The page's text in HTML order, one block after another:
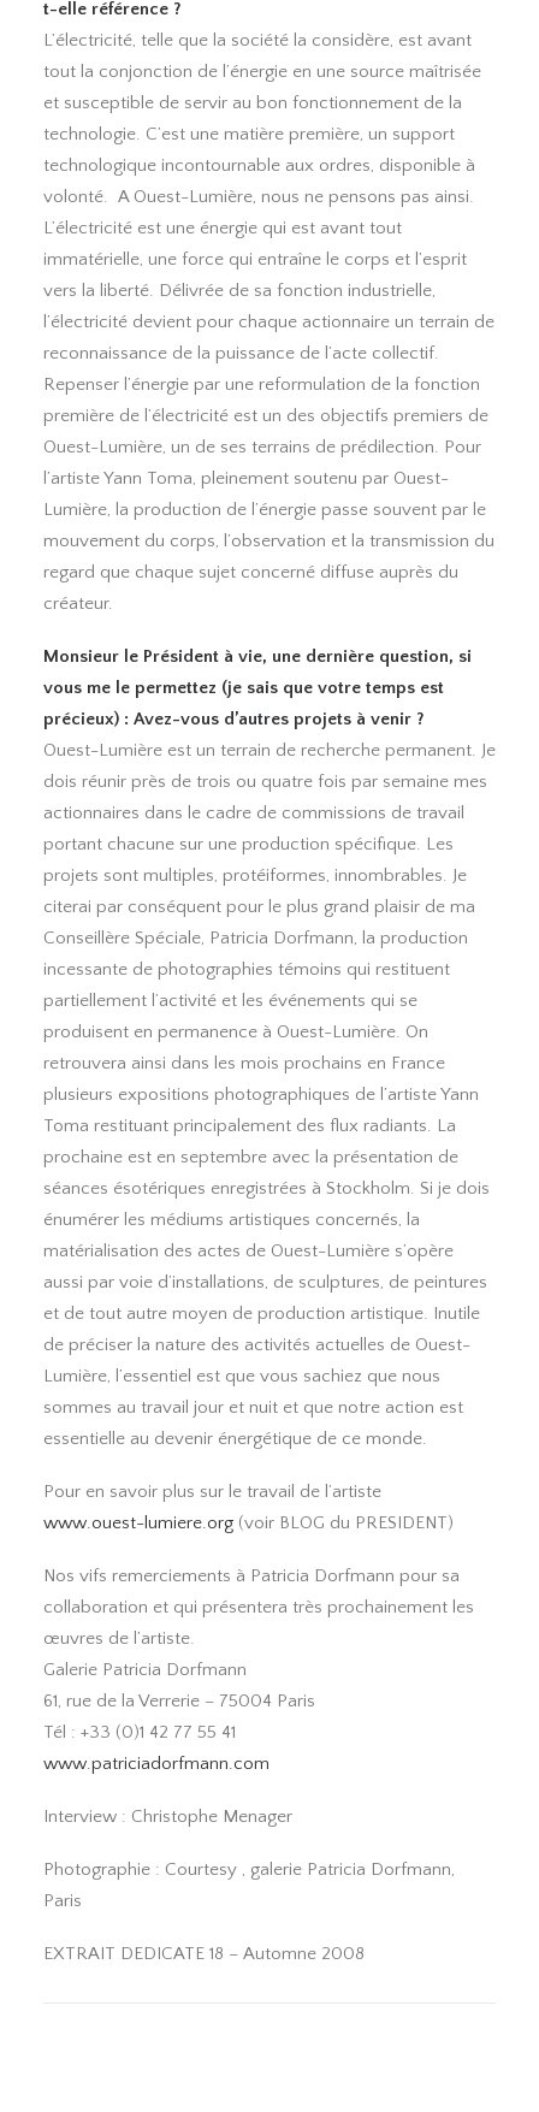
t-elle référence ?
L’électricité, telle que la société la considère, est avant
tout la conjonction de l’énergie en une source maîtrisée
et susceptible de servir au bon fonctionnement de la
technologie. C’est une matière première, un support
technologique incontournable aux ordres, disponible à
volonté. A Ouest-Lumière, nous ne pensons pas ainsi.
L’électricité est une énergie qui est avant tout
immatérielle, une force qui entraîne le corps et l’esprit
vers la liberté. Délivrée de sa fonction industrielle,
l’électricité devient pour chaque actionnaire un terrain de
reconnaissance de la puissance de l’acte collectif.
Repenser l’énergie par une reformulation de la fonction
première de l’électricité est un des objectifs premiers de
Ouest-Lumière, un de ses terrains de prédilection. Pour
l’artiste Yann Toma, pleinement soutenu par Ouest-
Lumière, la production de l’énergie passe souvent par le
mouvement du corps, l’observation et la transmission du
regard que chaque sujet concerné diffuse auprès du
créateur.
Monsieur le Président à vie, une dernière question, si
vous me le permettez (je sais que votre temps est
précieux) : Avez-vous d’autres projets à venir ?
Ouest-Lumière est un terrain de recherche permanent. Je
dois réunir près de trois ou quatre fois par semaine mes
actionnaires dans le cadre de commissions de travail
portant chacune sur une production spécifique. Les
projets sont multiples, protéiformes, innombrables. Je
citerai par conséquent pour le plus grand plaisir de ma
Conseillère Spéciale, Patricia Dorfmann, la production
incessante de photographies témoins qui restituent
partiellement l’activité et les événements qui se
produisent en permanence à Ouest-Lumière. On
retrouvera ainsi dans les mois prochains en France
plusieurs expositions photographiques de l’artiste Yann
Toma restituant principalement des flux radiants. La
prochaine est en septembre avec la présentation de
séances ésotériques enregistrées à Stockholm. Si je dois
énumérer les médiums artistiques concernés, la
matérialisation des actes de Ouest-Lumière s’opère
aussi par voie d’installations, de sculptures, de peintures
et de tout autre moyen de production artistique. Inutile
de préciser la nature des activités actuelles de Ouest-
Lumière, l’essentiel est que vous sachiez que nous
sommes au travail jour et nuit et que notre action est
essentielle au devenir énergétique de ce monde.
Pour en savoir plus sur le travail de l’artiste
www.ouest-lumiere.org (voir BLOG du PRESIDENT)
Nos vifs remerciements à Patricia Dorfmann pour sa
collaboration et qui présentera très prochainement les
œuvres de l’artiste.
Galerie Patricia Dorfmann
61, rue de la Verrerie – 75004 Paris
Tél : +33 (0)1 42 77 55 41
www.patriciadorfmann.com
Interview : Christophe Menager
Photographie : Courtesy , galerie Patricia Dorfmann,
Paris
EXTRAIT DEDICATE 18 – Automne 2008